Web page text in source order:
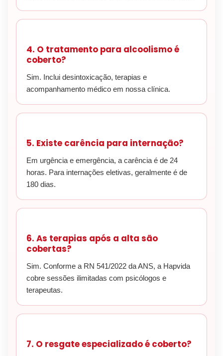
4. O tratamento para alcoolismo é
coberto?
Sim. Inclui desintoxicação, terapias e
acompanhamento médico em nossa clínica.
5. Existe carência para internação?
Em urgência e emergência, a carência é de 24
horas. Para internações eletivas, geralmente é de
180 dias.
6. As terapias após a alta são
cobertas?
Sim. Conforme a RN 541/2022 da ANS, a Hapvida
cobre sessões ilimitadas com psicólogos e
terapeutas.
7. O resgate especializado é coberto?